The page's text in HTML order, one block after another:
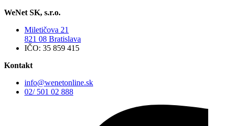
WeNet SK, s.r.o.
Miletičova 21
821 08 Bratislava
IČO: 35 859 415
Kontakt
info@wenetonline.sk
02/ 501 02 888